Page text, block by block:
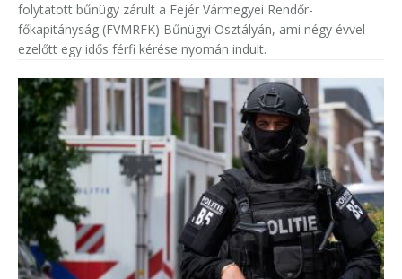
folytatott bűnügy zárult a Fejér Vármegyei Rendőr-
főkapitányság (FVMRFK) Bűnügyi Osztályán, ami négy évvel
ezelőtt egy idős férfi kérése nyomán indult.